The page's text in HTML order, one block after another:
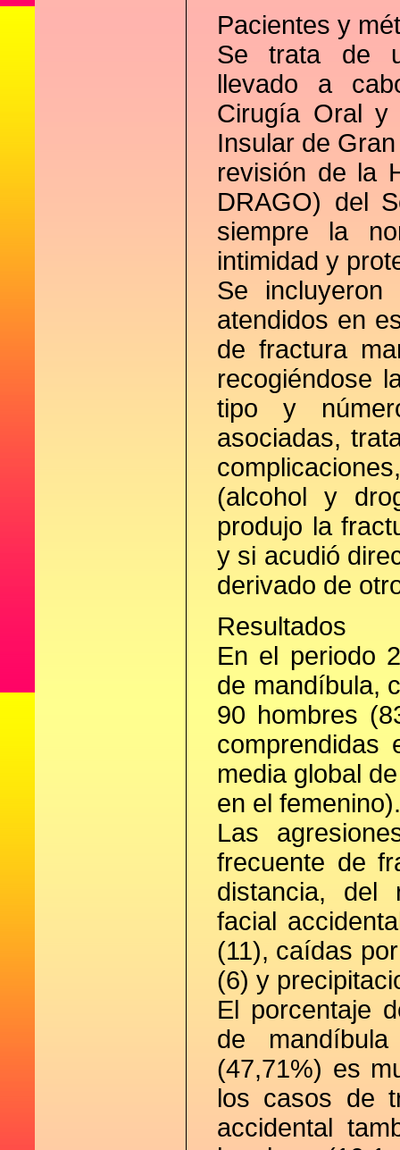
Pacientes y
Se trata de
llevado a
Cirugía Oral y
Insular de
revisión de la
DRAGO) del
siempre la
intimidad y
Se
atendidos en
de fractura
recogiéndose
tipo y
asociadas,
(alcohol y
produjo la
y si acudió
derivado de
Resultados
En el periodo
de mandíbula,
90 hombres
media global
en el femenino).
Las
frecuente de
distancia, del
facial
(11), caídas
(6) y
El porcentaje
de
(47,71%) es
los casos de
accidental